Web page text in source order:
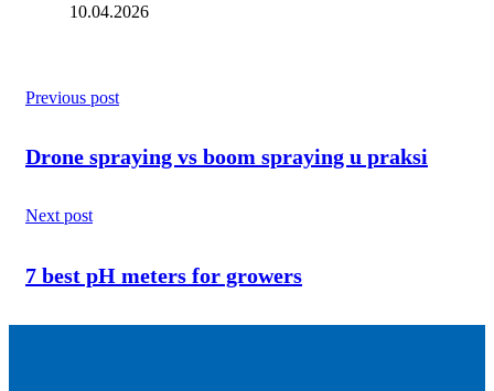
10.04.2026
Previous post
Drone spraying vs boom spraying u praksi
Next post
7 best pH meters for growers